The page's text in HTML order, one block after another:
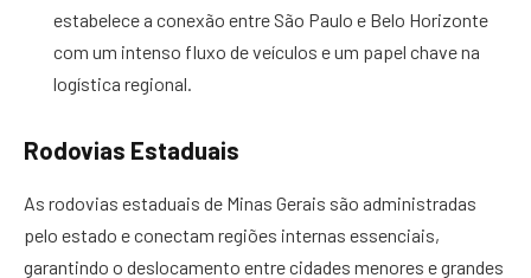
estabelece a conexão entre São Paulo e Belo Horizonte
com um intenso fluxo de veículos e um papel chave na
logística regional.
Rodovias Estaduais
As rodovias estaduais de Minas Gerais são administradas
pelo estado e conectam regiões internas essenciais,
garantindo o deslocamento entre cidades menores e grandes